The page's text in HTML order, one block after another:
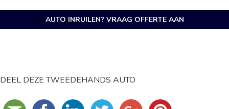
AUTO INRUILEN? VRAAG OFFERTE AAN
DEEL DEZE TWEEDEHANDS AUTO